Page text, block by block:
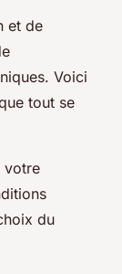
et de
Voici
tout se
votre
du